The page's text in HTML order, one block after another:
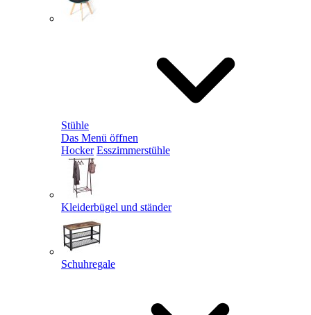
Stühle
Das Menü öffnen
Hocker Esszimmerstühle
Kleiderbügel und ständer
Schuhregale